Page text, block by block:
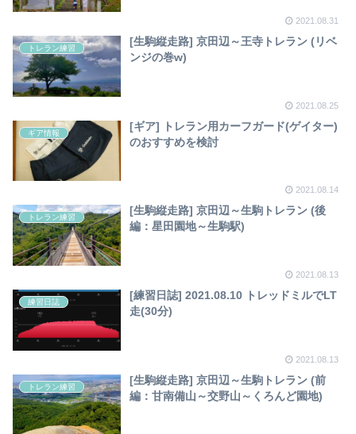
2021.08.31
トレラン練習
[生駒縦走路] 京田辺～王寺トレラン (リベ
ンジの巻w)
2021.08.25
ギア情報
[ギア] トレラン用カーフガード(ゲイター)
のおすすめを検討
2021.08.14
トレラン練習
[生駒縦走路] 京田辺～生駒トレラン (後
編：星田園地～生駒駅)
2021.08.13
練習日誌
[練習日誌] 2021.08.10 トレッドミルでLT
走(30分)
2021.08.13
トレラン練習
[生駒縦走路] 京田辺～生駒トレラン (前
編：甘南備山～交野山～くろんど園地)